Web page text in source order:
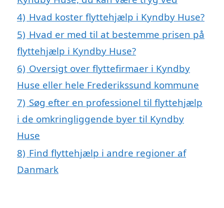
4) Hvad koster flyttehjælp i Kyndby Huse?
5) Hvad er med til at bestemme prisen på
flyttehjælp i Kyndby Huse?
6) Oversigt over flyttefirmaer i Kyndby
Huse eller hele Frederikssund kommune
7) Søg efter en professionel til flyttehjælp
i de omkringliggende byer til Kyndby
Huse
8) Find flyttehjælp i andre regioner af
Danmark